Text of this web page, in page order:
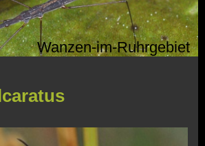
Wanzen-im-Ruhrgebiet